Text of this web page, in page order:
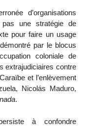
d’organisations
pas une stratégie de
pour faire un usage
par le blocus
coloniale de
extrajudiciaires contre
et l’enlèvement
Nicolás Maduro,
.
à confondre